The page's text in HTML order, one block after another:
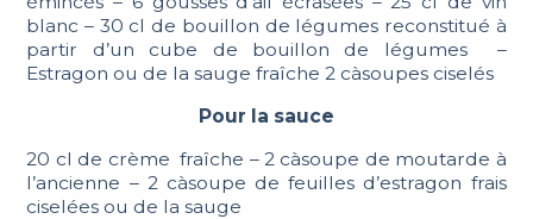
blanc – 30 cl de bouillon de légumes reconstitué à
partir d’un cube de bouillon de légumes –
Estragon ou de la sauge fraîche 2 càsoupes ciselés
Pour la sauce
20 cl de crème fraîche – 2 càsoupe de moutarde à
l’ancienne – 2 càsoupe de feuilles d’estragon frais
ciselées ou de la sauge